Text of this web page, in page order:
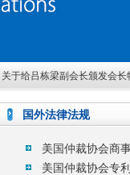
关于给吕栋梁副会长颁发会长
度优秀会员单位的决定
国外法律法规
美国仲裁协会商
美国仲裁协会专